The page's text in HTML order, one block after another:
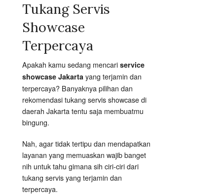
Tukang Servis
Showcase
Terpercaya
Apakah kamu sedang mencari service
showcase Jakarta yang terjamin dan
terpercaya? Banyaknya pilihan dan
rekomendasi tukang servis showcase di
daerah Jakarta tentu saja membuatmu
bingung.
Nah, agar tidak tertipu dan mendapatkan
layanan yang memuaskan wajib banget
nih untuk tahu gimana sih ciri-ciri dari
tukang servis yang terjamin dan
terpercaya.